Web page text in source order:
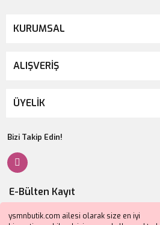
ysmnbutik.com ailesi olarak size en iyi
KURUMSAL
ALIŞVERİŞ
ÜYELİK
Bizi Takip Edin!
E-Bülten Kayıt